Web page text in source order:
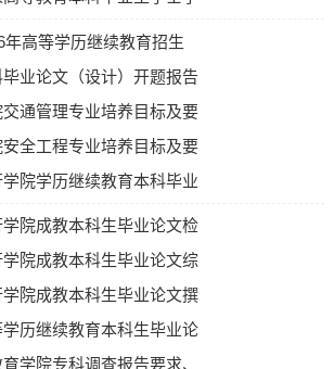
文）成绩达到良（含良）以上。
每年3月份开班，依次连续开设多期。考
询，或登陆https://cce.shu.edu.cn浏览
材哪里有购买？
高等学历继续教育招生
业论文（设计）开题报告
通管理专业培养目标及要
全工程专业培养目标及要
院学历继续教育本科毕业
AI 工具的规定（试行）
院成教本科生毕业论文检
院成教本科生毕业论文综
院成教本科生毕业论文撰
历继续教育本科生毕业论
学院专科调查报告要求、